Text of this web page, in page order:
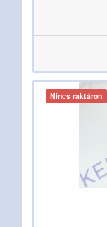
Nincs raktáron